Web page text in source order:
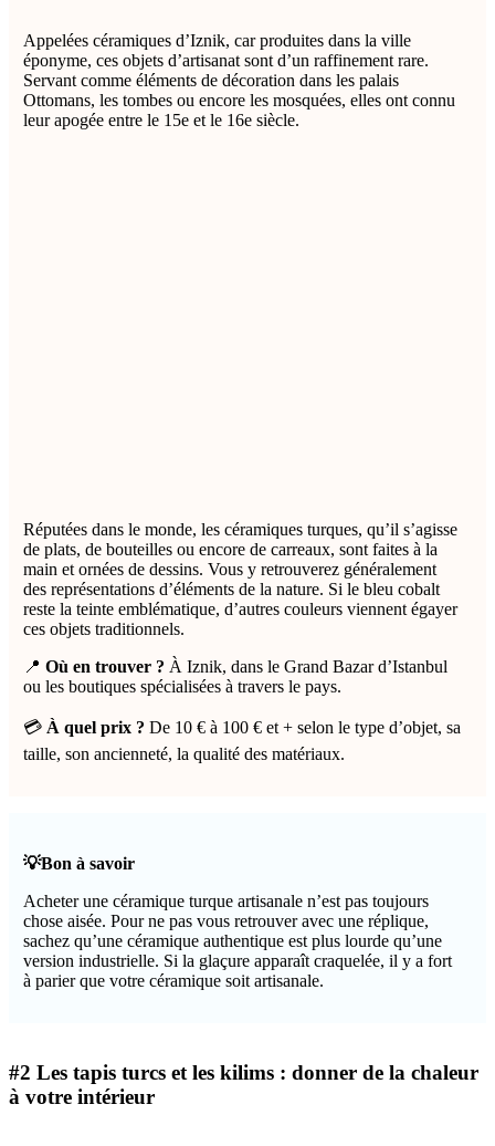
Appelées céramiques d’Iznik, car produites dans la ville
éponyme, ces objets d’artisanat sont d’un raffinement rare.
Servant comme éléments de décoration dans les palais
Ottomans, les tombes ou encore les mosquées, elles ont connu
leur apogée entre le 15e et le 16e siècle.
Réputées dans le monde, les céramiques turques, qu’il s’agisse
de plats, de bouteilles ou encore de carreaux, sont faites à la
main et ornées de dessins. Vous y retrouverez généralement
des représentations d’éléments de la nature. Si le bleu cobalt
reste la teinte emblématique, d’autres couleurs viennent égayer
ces objets traditionnels.
📍 Où en trouver ? À Iznik, dans le Grand Bazar d’Istanbul
ou les boutiques spécialisées à travers le pays.
💳 À quel prix ? De 10 € à 100 € et + selon le type d’objet, sa
taille, son ancienneté, la qualité des matériaux.
💡Bon à savoir
Acheter une céramique turque artisanale n’est pas toujours
chose aisée. Pour ne pas vous retrouver avec une réplique,
sachez qu’une céramique authentique est plus lourde qu’une
version industrielle. Si la glaçure apparaît craquelée, il y a fort
à parier que votre céramique soit artisanale.
#2 Les tapis turcs et les kilims : donner de la chaleur
à votre intérieur